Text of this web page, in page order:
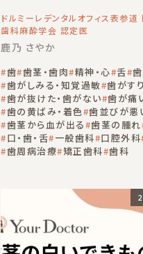
た治療・克服へのステップ
ドルミーレデンタルオフィス表参
歯科麻酔学会 認定医
鹿乃 さやか
歯 歯茎・歯肉 精神・心 舌 歯
歯がしみる・知覚過敏 歯がす
歯が抜けた・歯がない 歯が痛
歯の黄ばみ・着色 歯並びが悪
歯茎から血が出る 歯茎の腫れ
口・歯・舌 一般歯科 口腔外科
歯周病治療 矯正歯科 歯科